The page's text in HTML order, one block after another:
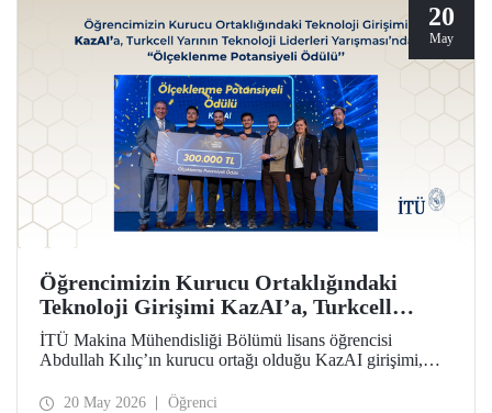
20
May
Öğrencimizin Kurucu Ortaklığındaki
Teknoloji Girişimi KazAI’a, Turkcell
Yarının Teknoloji Liderleri Yarışmasında
“Ölçeklenme Potansiyeli Ödülü”
İTÜ Makina Mühendisliği Bölümü lisans öğrencisi
Abdullah Kılıç’ın kurucu ortağı olduğu KazAI girişimi,
Potansiyeli Ödülü”nün sahibi oldu. Farklı disiplinlerden
20 May 2026 Öğrenci